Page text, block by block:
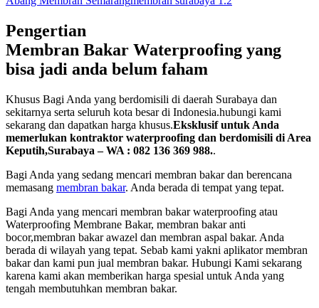
Pengertian
Membran Bakar Waterproofing yang
bisa jadi anda belum faham
Khusus Bagi Anda yang berdomisili di daerah Surabaya dan
sekitarnya serta seluruh kota besar di Indonesia.hubungi kami
sekarang dan dapatkan harga khusus.Eksklusif untuk Anda
memerlukan kontraktor waterproofing dan berdomisili di Area
Keputih,Surabaya – WA : 082 136 369 988..
Bagi Anda yang sedang mencari membran bakar dan berencana
memasang membran bakar. Anda berada di tempat yang tepat.
Bagi Anda yang mencari membran bakar waterproofing atau
Waterproofing Membrane Bakar, membran bakar anti
bocor,membran bakar awazel dan membran aspal bakar. Anda
berada di wilayah yang tepat. Sebab kami yakni aplikator membran
bakar dan kami pun jual membran bakar. Hubungi Kami sekarang
karena kami akan memberikan harga spesial untuk Anda yang
tengah membutuhkan membran bakar.